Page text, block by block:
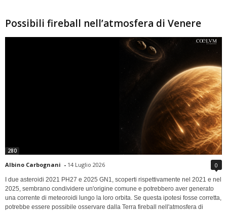
Possibili fireball nell’atmosfera di Venere
280
Albino Carbognani - 14 Luglio 2026 0
I due asteroidi 2021 PH27 e 2025 GN1, scoperti rispettivamente nel 2021 e nel
2025, sembrano condividere un'origine comune e potrebbero aver generato
una corrente di meteoroidi lungo la loro orbita. Se questa ipotesi fosse corretta,
potrebbe essere possibile osservare dalla Terra fireball nell'atmosfera di